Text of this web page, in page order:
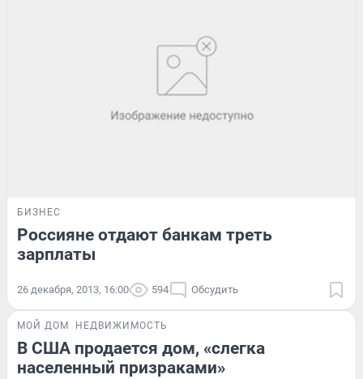
БИЗНЕС
Россияне отдают банкам треть
зарплаты
26 декабря, 2013, 16:00 594 Обсудить
МОЙ ДОМ НЕДВИЖИМОСТЬ
В США продается дом, «слегка
населенный призраками»